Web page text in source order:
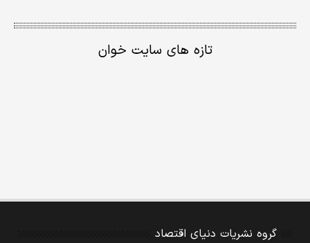
تازه های سایت خوان
گروه نشریات دنیای اقتصاد